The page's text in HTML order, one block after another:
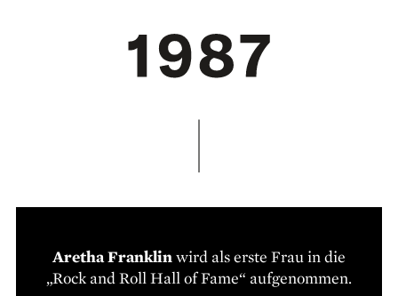
Aretha Franklinwird als erste Frau in die
„Rock and Roll Hall of Fame“ aufgenommen.